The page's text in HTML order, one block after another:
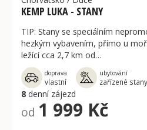
KEMP LUKA - STANY
TIP: Stany se speciálním
hezkým vybavením, přímo u
ležící cca 2,7 km od…
doprava
vlastní
ubytování
zařízené stany
8 denní zájezd
od 1 999 Kč